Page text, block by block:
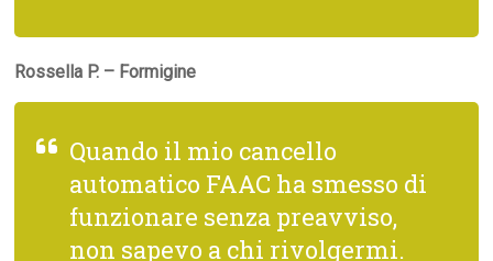
Rossella P. – Formigine
Quando il mio cancello
automatico FAAC ha smesso di
funzionare senza preavviso,
non sapevo a chi rivolgermi.